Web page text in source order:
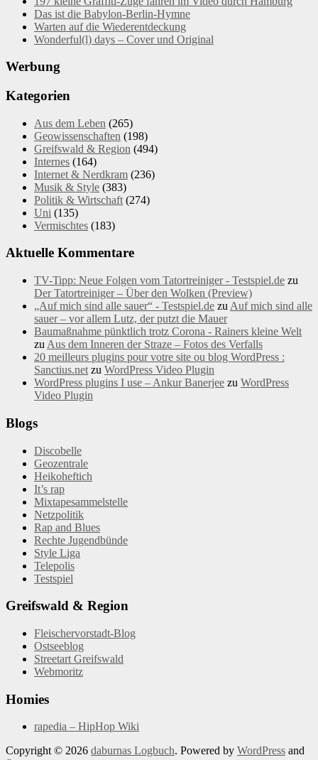
Das ist die Babylon-Berlin-Hymne
Warten auf die Wiederentdeckung
Wonderful(l) days – Cover und Original
Werbung
Kategorien
Aus dem Leben (265)
Geowissenschaften (198)
Greifswald & Region (494)
Internes (164)
Internet & Nerdkram (236)
Musik & Style (383)
Politik & Wirtschaft (274)
Uni (135)
Vermischtes (183)
Aktuelle Kommentare
TV-Tipp: Neue Folgen vom Tatortreiniger - Testspiel.de zu
Der Tatortreiniger – Über den Wolken (Preview)
„Auf mich sind alle sauer“ - Testspiel.de zu Auf mich sind alle
sauer – vor allem Lutz, der putzt die Mauer
Baumaßnahme pünktlich trotz Corona - Rainers kleine Welt
zu Aus dem Inneren der Straze – Fotos des Verfalls
20 meilleurs plugins pour votre site ou blog WordPress :
Sanctius.net zu WordPress Video Plugin
WordPress plugins I use – Ankur Banerjee zu WordPress
Video Plugin
Blogs
Discobelle
Geozentrale
Heikoheftich
It’s rap
Mixtapesammelstelle
Netzpolitik
Rap and Blues
Rechte Jugendbünde
Style Liga
Telepolis
Testspiel
Greifswald & Region
Fleischervorstadt-Blog
Ostseeblog
Streetart Greifswald
Webmoritz
Homies
rapedia – HipHop Wiki
Copyright © 2026 daburnas Logbuch. Powered by WordPress and